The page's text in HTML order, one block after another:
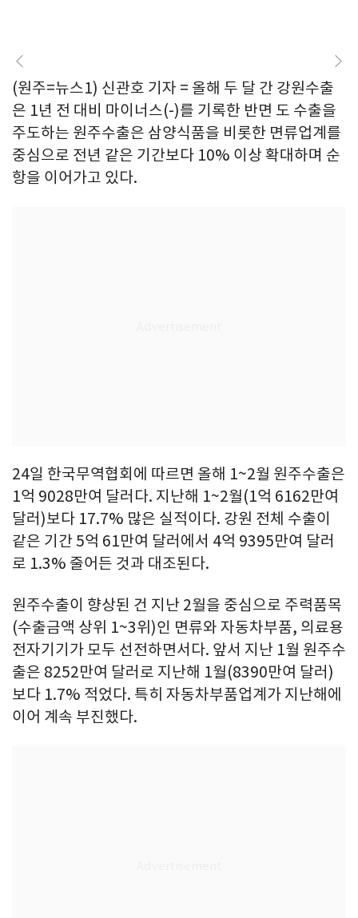
(원주=뉴스1) 신관호 기자 = 올해 두 달 간 강원수출
은 1년 전 대비 마이너스(-)를 기록한 반면 도 수출을
주도하는 원주수출은 삼양식품을 비롯한 면류업계를
중심으로 전년 같은 기간보다 10% 이상 확대하며 순
항을 이어가고 있다.
24일 한국무역협회에 따르면 올해 1~2월 원주수출은
1억 9028만여 달러다. 지난해 1~2월(1억 6162만여
달러)보다 17.7% 많은 실적이다. 강원 전체 수출이
같은 기간 5억 61만여 달러에서 4억 9395만여 달러
로 1.3% 줄어든 것과 대조된다.
원주수출이 향상된 건 지난 2월을 중심으로 주력품목
(수출금액 상위 1~3위)인 면류와 자동차부품, 의료용
전자기기가 모두 선전하면서다. 앞서 지난 1월 원주수
출은 8252만여 달러로 지난해 1월(8390만여 달러)
보다 1.7% 적었다. 특히 자동차부품업계가 지난해에
이어 계속 부진했다.